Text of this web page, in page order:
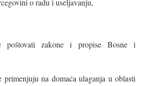
o radu i useljavanju,
poštovati zakone i propise Bosne i
primenjuju na domaća ulaganja u oblasti